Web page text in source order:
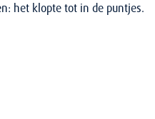
het klopte tot in de puntjes.